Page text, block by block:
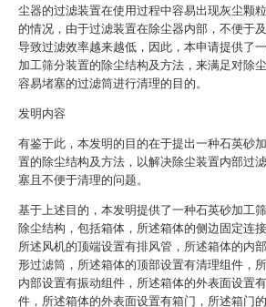
尘器的过滤装置在使用过程中容易出现灰尘颗
的情况，由于过滤装置在除尘器内部，不便于
导致过滤效率越来越低，因此，本申请提供了
加工筛分装置的除尘结构及方法，来满足对除
容易堵塞的过滤筒进行清理的目的。
发明内容
有鉴于此，本发明的目的在于提出一种石英砂
置的除尘结构及方法，以解决除尘装置内部过
塞且不便于清理的问题。
基于上述目的，本发明提供了一种石英砂加工
除尘结构，包括箱体，所述箱体的侧边固定连
所述风机的顶端设置有排风管，所述箱体的内
形过滤筒，所述箱体的顶部设置有清理组件，
内部设置有振动组件，所述箱体的外表面设置
件，所述箱体的外表面设置有箱门，所述箱门